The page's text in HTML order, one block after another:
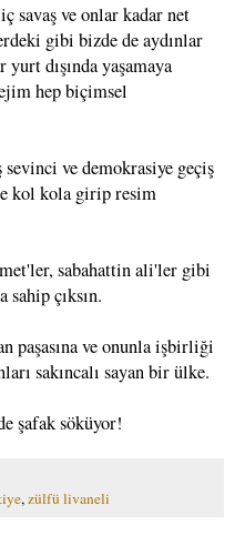
savaş ve onlar kadar net
gibi bizde de aydınlar
dışında yaşamaya
hep biçimsel
ve demokrasiye geçiş
kol kola girip resim
sabahattin ali'ler gibi
çıksın.
paşasına ve onunla işbirliği
sakıncalı sayan bir ülke.
şafak söküyor!
,zülfü livaneli